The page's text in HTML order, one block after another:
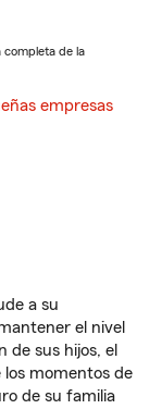
completa de la
empresas
a su
el nivel
de sus hijos, el
los momentos de
de su familia